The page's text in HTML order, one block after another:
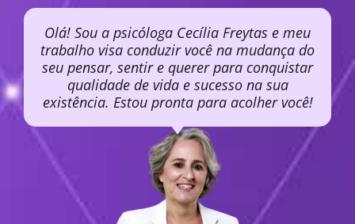
Olá! Sou a psicóloga Cecília Freytas e meu
trabalho visa conduzir você na mudança do
seu pensar, sentir e querer para conquistar
qualidade de vida e sucesso na sua
existência. Estou pronta para acolher você!